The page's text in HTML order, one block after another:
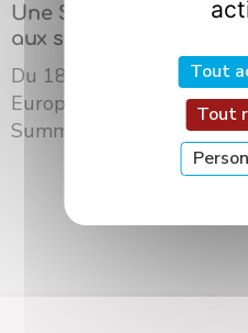
Une Summer School
aux sciences des
Du 18 au 21 mai 2026,
Europe a accueilli à
Summer School du ré...
Tout
Tout